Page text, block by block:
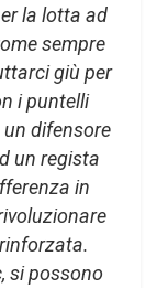
la lotta ad
sempre
giù per
i puntelli
difensore
un regista
in
si possono